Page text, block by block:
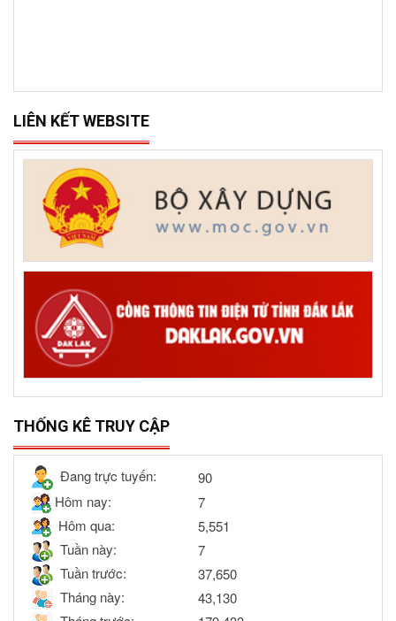
LIÊN KẾT WEBSITE
THỐNG KÊ TRUY CẬP
Đang trực tuyến:
90
Hôm nay:
7
Hôm qua:
5,551
Tuần này:
7
Tuần trước:
37,650
Tháng này:
43,130